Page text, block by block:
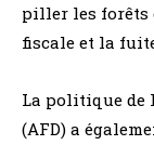
piller les forêts
fiscale et la
La politique de
(AFD) a